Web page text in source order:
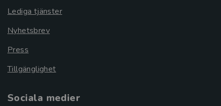
Lediga tjänster
Nyhetsbrev
Press
Tillgänglighet
Sociala medier